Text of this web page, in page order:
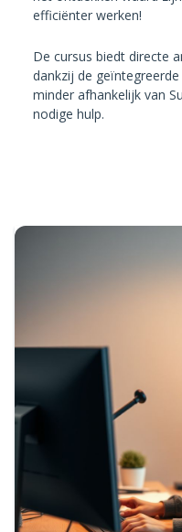
efficiënter werken!
De cursus biedt directe
dankzij de
minder afhankelijk van
nodige hulp.